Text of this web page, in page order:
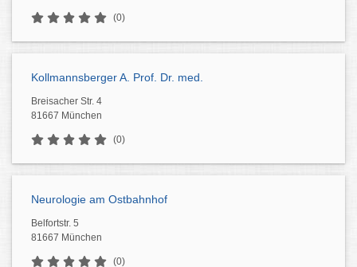
(0)
Kollmannsberger A. Prof. Dr. med.
Breisacher Str. 4
81667 München
(0)
Neurologie am Ostbahnhof
Belfortstr. 5
81667 München
(0)